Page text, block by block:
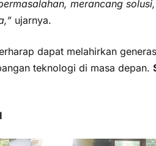
merancang
ujarnya.
dapat melahirkan
teknologi di masa depan.